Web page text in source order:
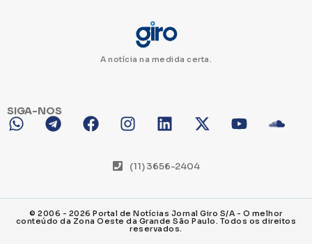
A notícia na medida certa.
SIGA-NOS
(11) 3656-2404
© 2006 - 2026 Portal de Notícias Jornal Giro S/A - O melhor
conteúdo da Zona Oeste da Grande São Paulo. Todos os direitos
reservados.